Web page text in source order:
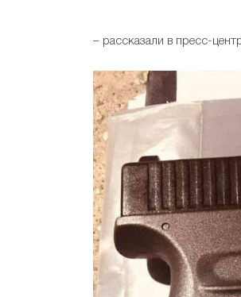
– рассказали в пресс-